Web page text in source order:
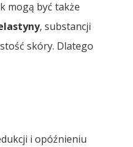
mogą być także
, substancji
skóry. Dlatego
i opóźnieniu